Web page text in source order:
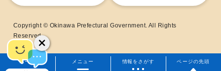
メニュー
ホーム 情報をさがす ページの先頭
Copyright © Okinawa Prefectural Government. All Rights
Reserved.